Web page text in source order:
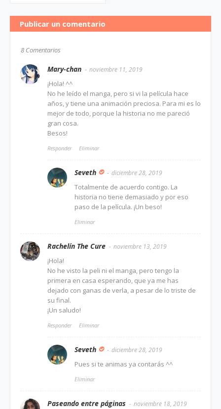
Publicar un comentario
8 Comentarios
Mary-chan noviembre 11, 2019
¡Hola! ^^
No he leído el manga, pero si vi la película hace
años, y tiene una animación preciosa. Para mi es lo
mejor de todo, porque la historia no me pareció
gran cosa.
Besos!
Responder Eliminar
Seveth diciembre 28, 2019
Totalmente de acuerdo contigo. La
historia no tiene demasiado y por eso
paso de la película. ¡Un beso!
Eliminar
Rachelín The Cure noviembre 13, 2019
¡Hola!
No he visto la peli ni el manga, pero tengo la
primera en casa esperando, que ya me has
dejado con ganas de verla, a pesar de lo triste de
su final.
¡Un saludo!
Responder Eliminar
Seveth diciembre 28, 2019
Pues si te animas ya contarás ^^
Eliminar
Paseando entre páginas noviembre 18, 2019